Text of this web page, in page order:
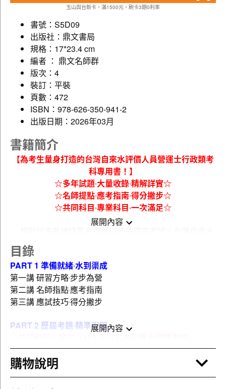
玉山與台新卡，滿1500元，刷卡3期0利率
書號：S5D09
出版社：鼎文書局
規格：17*23.4 cm
編者 ： 鼎文名師群
版次：4
裝訂：平裝
頁數：472
ISBN：978-626-350-941-2
出版日期：2026年03月
書籍簡介
【為考生量身打造的台灣自來水評價人員營運士行政類考
科專用書！】
☆多年試題‧大量收錄‧精解詳實☆
☆名師提點‧應考指南‧得分撇步☆
☆共同科目‧專業科目‧一次滿足☆
所辦理的評價職位人員招考，一來所需
二來試題難度上偏易
境不但相對穩定，且薪資也不差（甚至有不錯的年終），
因此每每台水有甄選人才消息傳出，總是能吸引一大批有
志之士前往報考。而在台水評價職位人員招考的各類別
中，【營運士行政類】不但因長年所需名額多，再加上所
行政類】報名人數總是居高不下。也因為報名人數眾多，
了上榜的重要關鍵！
而為了滿足考生之所需，以及協助考生能在應試的路上
更加順遂，本社在此廣邀台水【營運士行政類】五大考科
展開內容
目錄
PART 1 準備就緒‧水到渠成
第一講 研習方略‧步步為營
第二講 名師指點‧應考指南
第三講 應試技巧‧得分撇步
PART 2 歷屆考題‧精準說明
104 年台灣自來水公司評價職位人員甄試
105 年台灣自來水公司評價職位人員甄試
展開內容
購物說明